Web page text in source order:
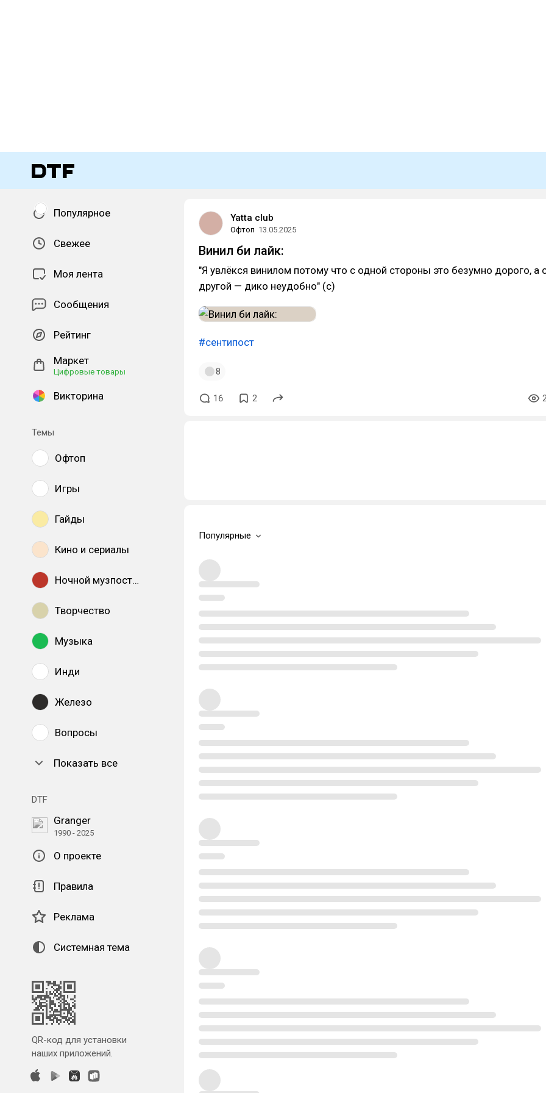
Популярное
Свежее
Моя лента
Сообщения
Рейтинг
Маркет
Цифровые товары
Викторина
Темы
Офтоп
Игры
Гайды
Кино и сериалы
Ночной музпостинг
Творчество
Музыка
Инди
Железо
Вопросы
Показать все
DTF
Granger
1990 - 2025
О проекте
Правила
Реклама
Системная тема
QR-код для установки
наших приложений.
Yatta club
Офтоп 13.05.2025
Винил би лайк:
"Я увлёкся винилом потому что с одной стороны это безумно дорого, а
другой — дико неудобно" (с)
#сентипост
8
16 2
Популярные